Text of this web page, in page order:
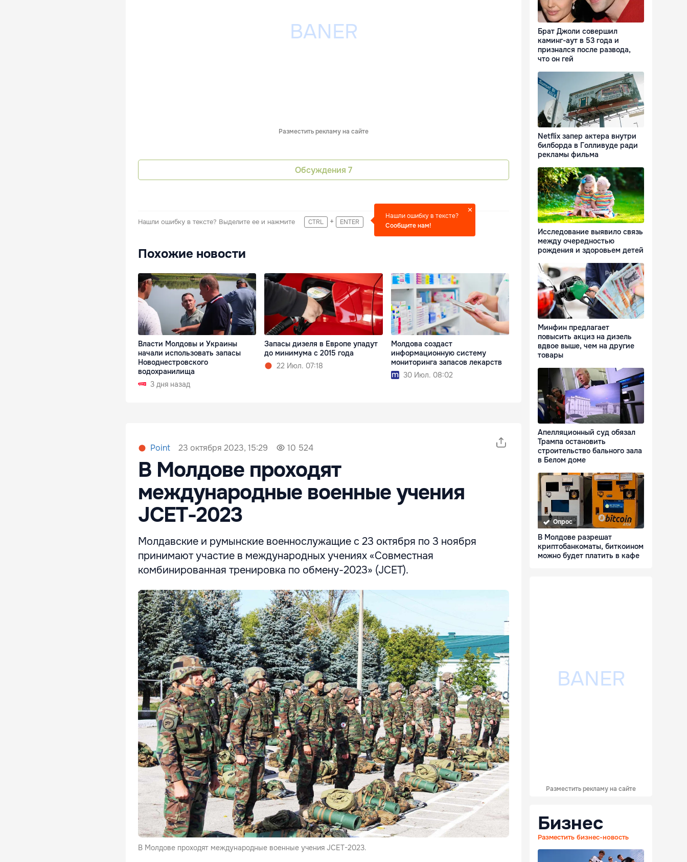
Разместить рекламу на сайте
Обсуждения 7
Нашли ошибку в тексте? Выделите ее и нажмите CTRL + ENTER
Нашли ошибку в тексте?
Сообщите нам!
Похожие новости
Власти Молдовы и Украины
начали использовать запасы
Новоднестровского
водохранилища
3 дня назад
Запасы дизеля в Европе упадут
до минимума с 2015 года
22 Июл. 07:18
Молдова создаст
информационную систему
мониторинга запасов лекарств
30 Июл. 08:02
Point 23 октября 2023, 15:29 10 524
В Молдове проходят
международные военные учения
JCET-2023
Молдавские и румынские военнослужащие с 23 октября по 3 ноября
принимают участие в международных учениях «Совместная
комбинированная тренировка по обмену-2023» (JCET).
В Молдове проходят международные военные учения JCET-2023.
Брат Джоли совершил
каминг-аут в 53 года и
признался после развода,
что он гей
Netflix запер актера внутри
билборда в Голливуде ради
рекламы фильма
Исследование выявило связь
между очередностью
рождения и здоровьем детей
Минфин предлагает
повысить акциз на дизель
вдвое выше, чем на другие
товары
Апелляционный суд обязал
Трампа остановить
строительство бального зала
в Белом доме
Опрос
В Молдове разрешат
криптобанкоматы, биткоином
можно будет платить в кафе
Разместить рекламу на сайте
Бизнес
Разместить бизнес-новость